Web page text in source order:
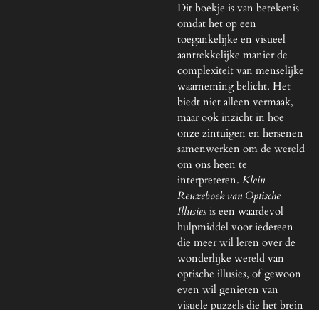
Dit boekje is van betekenis
omdat het op een
toegankelijke en visueel
aantrekkelijke manier de
complexiteit van menselijke
waarneming belicht. Het
biedt niet alleen vermaak,
maar ook inzicht in hoe
onze zintuigen en hersenen
samenwerken om de wereld
om ons heen te
interpreteren. Klein
Reuzeboek van Optische
Illusies is een waardevol
hulpmiddel voor iedereen
die meer wil leren over de
wonderlijke wereld van
optische illusies, of gewoon
even wil genieten van
visuele puzzels die het brein